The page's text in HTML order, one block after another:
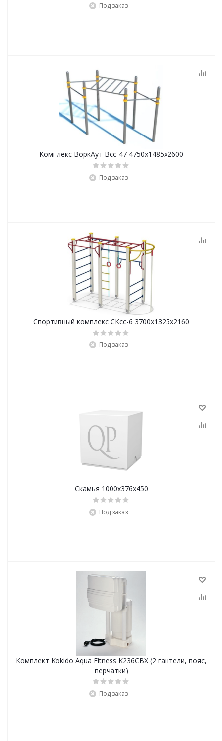
Под заказ
Комплекс ВоркАут Всс-47 4750х1485х2600
Под заказ
Спортивный комплекс СКсс-6 3700х1325х2160
Под заказ
Скамья 1000х376х450
Под заказ
Комплект Kokido Aqua Fitness K236CBX (2 гантели, пояс,
перчатки)
Под заказ